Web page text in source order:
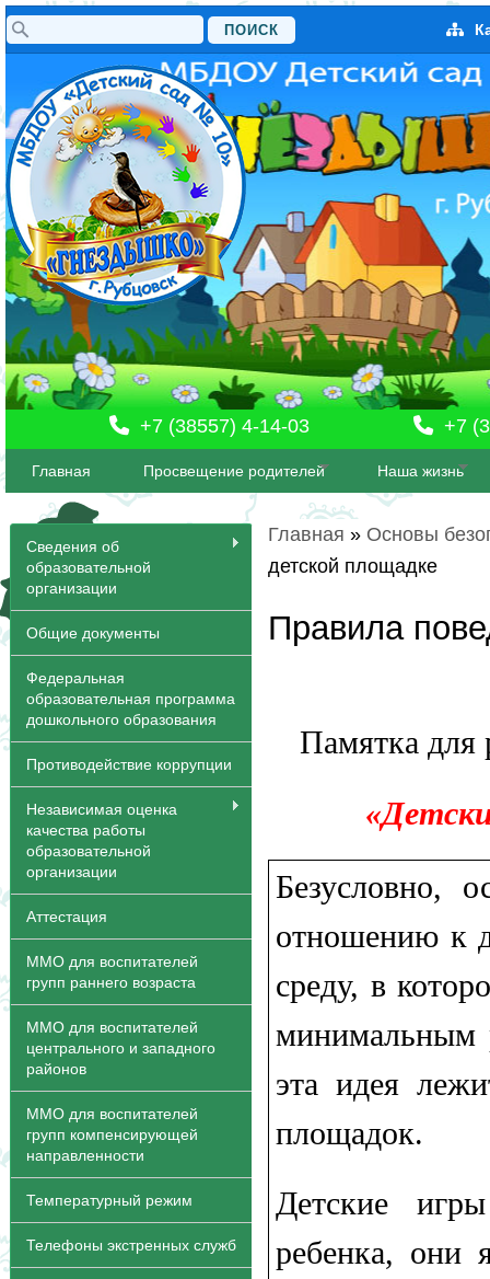
Форма поиска
Поиск
+7 (38557) 4-14-03 +7
Главная Просвещение родителей Наша жизнь
Сведения об
образовательной
организации
Общие документы
Федеральная
образовательная программа
дошкольного образования
Противодействие коррупции
Независимая оценка
качества работы
образовательной
организации
Аттестация
ММО для воспитателей
групп раннего возраста
ММО для воспитателей
центрального и западного
районов
ММО для воспитателей
групп компенсирующей
направленности
Температурный режим
Телефоны экстренных служб
Вы здесь
Главная » Основы
детской площадке
Правила
Памятка для
Безусловно,
отношению к
среду, в
минимальным
эта идея
площадок.
Детские
ребенка, они